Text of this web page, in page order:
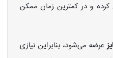
و در کمترین زمان ممکن
عرضه می‌شود، بنابراین نیازی